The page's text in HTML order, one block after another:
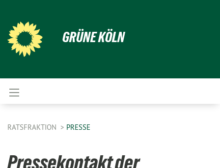
GRÜNE KÖLN
RATSFRAKTION PRESSE
Pressekontakt der